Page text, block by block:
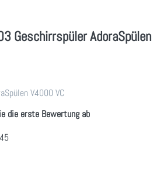
Geschirrspüler AdoraSpülen
V4000 VC
die erste Bewertung ab